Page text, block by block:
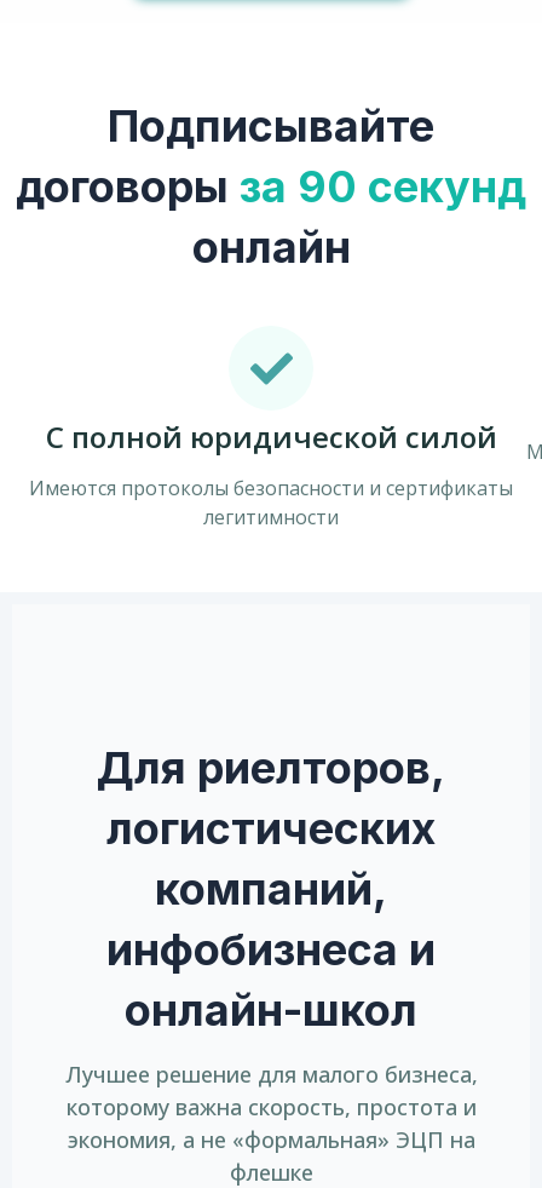
Подписывайте
договоры за 90 секунд
онлайн
C полной юридической силой
Имеются протоколы безопасности и сертификаты
легитимности
Для риелторов,
логистических
компаний,
инфобизнеса и
онлайн-школ
Лучшее решение для малого бизнеса,
которому важна скорость, простота и
экономия, а не «формальная» ЭЦП на
флешке